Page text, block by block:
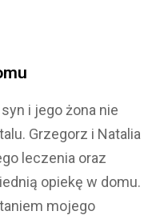
i jego żona nie
Grzegorz i Natalia
leczenia oraz
opiekę w domu.
mojego